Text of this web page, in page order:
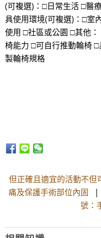
(可複選)：□日常生活 □醫
具使用環境(可複選)：□室
使用 □社區或公園 □其他
椅能力 □可自行推動輪椅
製輪椅規格
但正確且適宜的活動不但
痛及保護手術部位內固 |
號：